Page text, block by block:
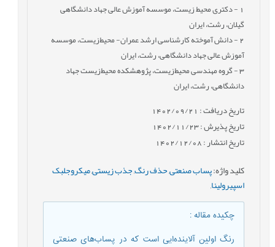
- دکتری محیط زیست، موسسه آموزش عالی جهاد دانشگاهی
گیلان، رشت، ایران
2- دانش آموخته کارشناسی ارشد عمران- محیط‌زیست، موسسه
آموزش عالی جهاد دانشگاهی، رشت، ایران
3- گروه مهندسی محیط‌زیست، پژوهشکده محیط‌زیست جهاد
دانشگاهی، رشت، ایران
تاریخ دریافت : 1402/09/21
تاریخ پذیرش : 1402/11/23
تاریخ انتشار : 1402/12/08
کلید واژه:پساب صنعتی,حذف رنگ,جذب زیستی,میکروجلبک
اسپیرولینا,
چکیده مقاله:
رنگ اولین آلاینده‌‌ایی است که در پساب‌های صنعتی